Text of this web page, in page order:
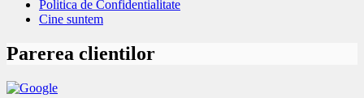
Politica de Confidentialitate
Cine suntem
Parerea clientilor